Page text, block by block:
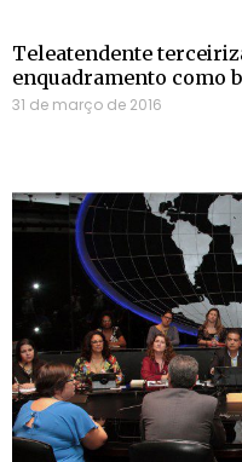
Teleatendente
enquadramento como
31 de março de 2016